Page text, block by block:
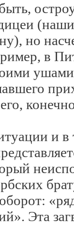
но
в
и в
Эта